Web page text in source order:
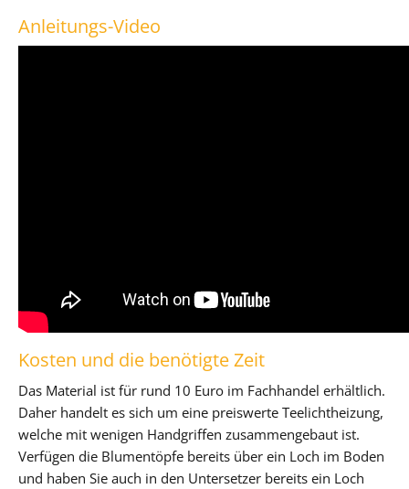
Anleitungs-Video
Kosten und die benötigte Zeit
Das Material ist für rund 10 Euro im Fachhandel erhältlich.
Daher handelt es sich um eine preiswerte Teelichtheizung,
welche mit wenigen Handgriffen zusammengebaut ist.
Verfügen die Blumentöpfe bereits über ein Loch im Boden
und haben Sie auch in den Untersetzer bereits ein Loch